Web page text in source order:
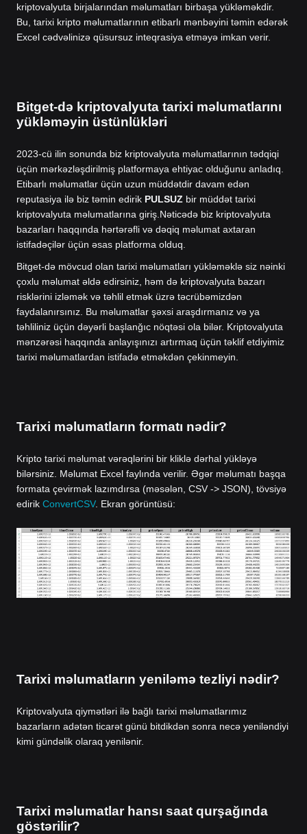
kriptovalyuta birjalarından məlumatları birbaşa yükləməkdir.
Bu, tarixi kripto məlumatlarının etibarlı mənbəyini təmin edərək
Excel cədvəlinizə qüsursuz inteqrasiya etməyə imkan verir.
Bitget-də kriptovalyuta tarixi məlumatlarını
yükləməyin üstünlükləri
2023-cü ilin sonunda biz kriptovalyuta məlumatlarının tədqiqi
üçün mərkəzləşdirilmiş platformaya ehtiyac olduğunu anladıq.
Etibarlı məlumatlar üçün uzun müddətdir davam edən
reputasiya ilə biz təmin edirik PULSUZ bir müddət tarixi
kriptovalyuta məlumatlarına giriş. Nəticədə biz kriptovalyuta
bazarları haqqında hərtərəfli və dəqiq məlumat axtaran
istifadəçilər üçün əsas platforma olduq.
Bitget-də mövcud olan tarixi məlumatları yükləməklə siz nəinki
çoxlu məlumat əldə edirsiniz, həm də kriptovalyuta bazarı
risklərini izləmək və təhlil etmək üzrə təcrübəmizdən
faydalanırsınız. Bu məlumatlar şəxsi araşdırmanız və ya
təhliliniz üçün dəyərli başlanğıc nöqtəsi ola bilər. Kriptovalyuta
mənzərəsi haqqında anlayışınızı artırmaq üçün təklif etdiyimiz
tarixi məlumatlardan istifadə etməkdən çekinmeyin.
Tarixi məlumatların formatı nədir?
Kripto tarixi məlumat vərəqlərini bir kliklə dərhal yükləyə
bilərsiniz. Məlumat Excel faylında verilir. Əgər məlumatı başqa
formata çevirmək lazımdırsa (məsələn, CSV -> JSON), tövsiyə
edirik ConvertCSV. Ekran görüntüsü:
Tarixi məlumatların yeniləmə tezliyi nədir?
Kriptovalyuta qiymətləri ilə bağlı tarixi məlumatlarımız
bazarların adətən ticarət günü bitdikdən sonra necə yeniləndiyi
kimi gündəlik olaraq yenilənir.
Tarixi məlumatlar hansı saat qurşağında
göstərilir?